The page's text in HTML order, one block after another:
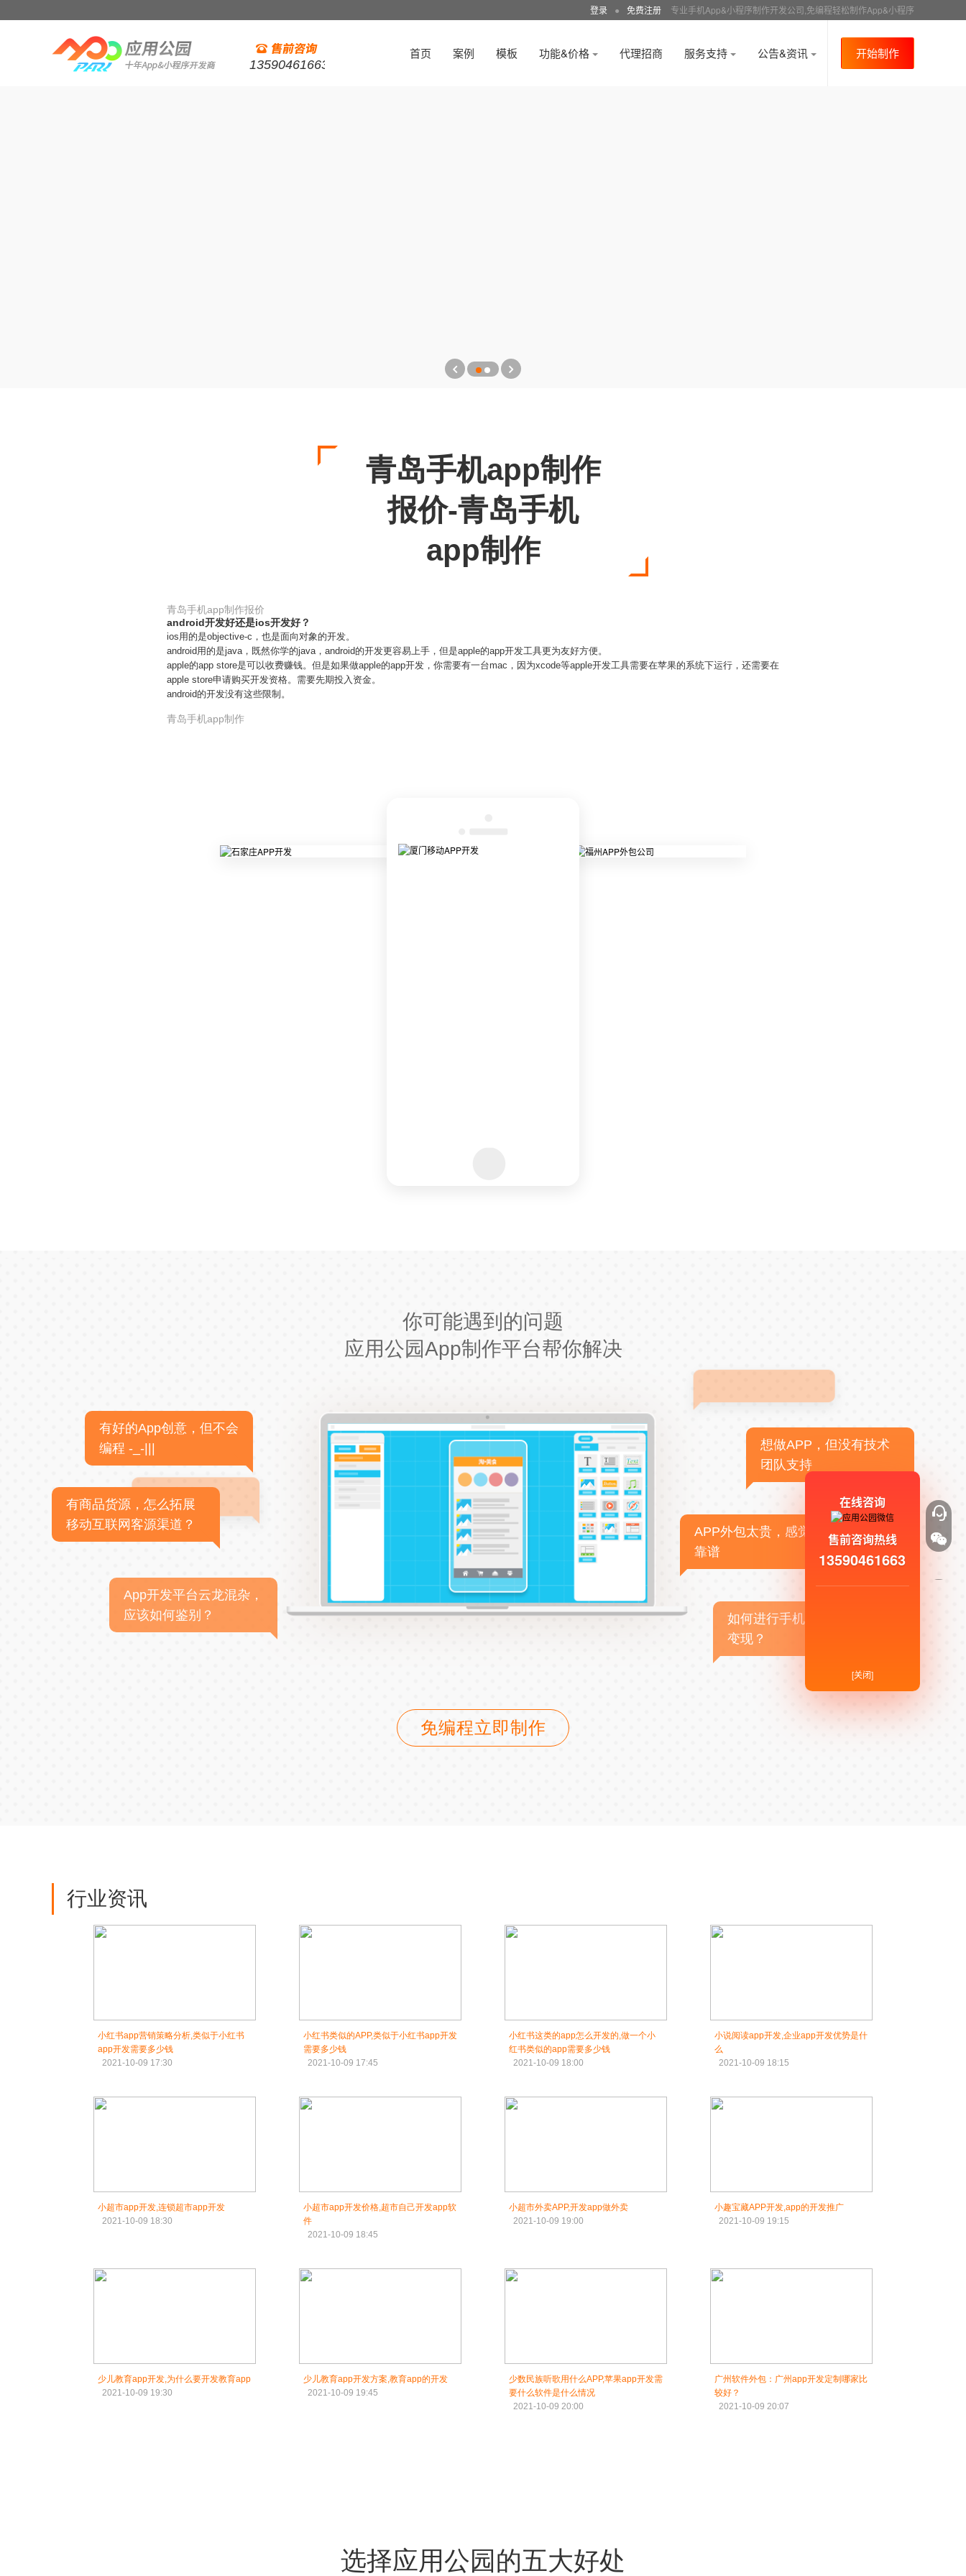
登录 ● 免费注册 专业手机App&小程序制作开发公司,免编程轻松制作App&小程序
13590461663
首页 案例 模板 功能&价格 代理招商 服务支持 公告&资讯 开始制作
青岛手机app制作
报价-青岛手机
app制作
青岛手机app制作报价
android开发好还是ios开发好？
ios用的是objective-c，也是面向对象的开发。
android用的是java，既然你学的java，android的开发更容易上手，但是apple的app开发工具更为友好方便。
apple的app store是可以收费赚钱。但是如果做apple的app开发，你需要有一台mac，因为xcode等apple开发工具需要在苹果的系统下运行，还需要在
apple store申请购买开发资格。需要先期投入资金。
android的开发没有这些限制。
青岛手机app制作
你可能遇到的问题
应用公园App制作平台帮你解决
有好的App创意，但不会
编程 -_-|||
有商品货源，怎么拓展
移动互联网客源渠道？
App开发平台云龙混杂，
应该如何鉴别？
想做APP，但没有技术
团队支持
APP外包太贵，感觉不
靠谱
如何进行手机APP商业
变现？
免编程立即制作
行业资讯
小红书app营销策略分析,类似于小红书
app开发需要多少钱
2021-10-09 17:30
小红书类似的APP,类似于小红书app开发
需要多少钱
2021-10-09 17:45
小红书这类的app怎么开发的,做一个小
红书类似的app需要多少钱
2021-10-09 18:00
小说阅读app开发,企业app开发优势是什
么
2021-10-09 18:15
小超市app开发,连锁超市app开发
2021-10-09 18:30
小超市app开发价格,超市自己开发app软
件
2021-10-09 18:45
小超市外卖APP,开发app做外卖
2021-10-09 19:00
小趣宝藏APP开发,app的开发推广
2021-10-09 19:15
少儿教育app开发,为什么要开发教育app
2021-10-09 19:30
少儿教育app开发方案,教育app的开发
2021-10-09 19:45
少数民族听歌用什么APP,苹果app开发需
要什么软件是什么情况
2021-10-09 20:00
广州软件外包：广州app开发定制哪家比
较好？
2021-10-09 20:07
选择应用公园的五大好处
在线咨询
售前咨询热线
13590461663
[关闭]